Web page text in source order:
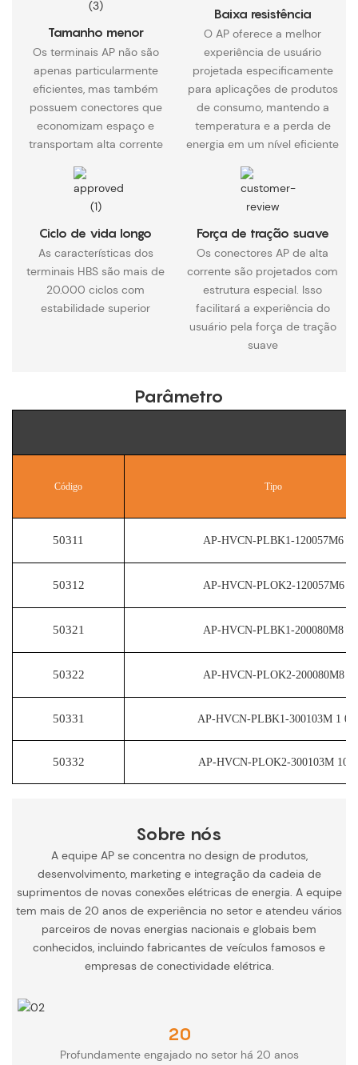
Tamanho menor
Os terminais AP não são
apenas particularmente
eficientes, mas também
possuem conectores que
economizam espaço e
transportam alta corrente
Baixa resistência
O AP oferece a melhor
experiência de usuário
projetada especificamente
para aplicações de produtos
de consumo, mantendo a
temperatura e a perda de
energia em um nível eficiente
Ciclo de vida longo
As características dos
terminais HBS são mais de
20.000 ciclos com
estabilidade superior
Força de tração suave
Os conectores AP de alta
corrente são projetados com
estrutura especial. Isso
facilitará a experiência do
usuário pela força de tração
suave
Parâmetro
Código Tipo
50311 AP-HVCN-PLBK1-120057M6
50312 AP-HVCN-PLOK2-120057M6
50321 AP-HVCN-PLBK1-200080M8
50322 AP-HVCN-PLOK2-200080M8
50331 AP-HVCN-PLBK1-300103M 1 0
50332 AP-HVCN-PLOK2-300103M 10
Sobre nós
A equipe AP se concentra no design de produtos,
desenvolvimento, marketing e integração da cadeia de
suprimentos de novas conexões elétricas de energia. A equipe
tem mais de 20 anos de experiência no setor e atendeu vários
parceiros de novas energias nacionais e globais bem
conhecidos, incluindo fabricantes de veículos famosos e
empresas de conectividade elétrica.
20
Profundamente engajado no setor há 20 anos